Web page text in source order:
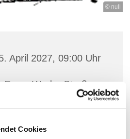
Cookies
© null
April 2027, 09:00 Uhr
Ense, Werler Straße